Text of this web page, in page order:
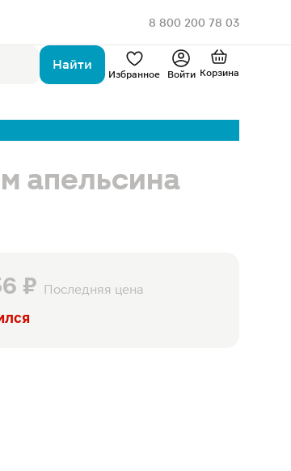
8 800 200 78 03
Найти
Избранное Войти Корзина
апельсина
₽ Последняя цена